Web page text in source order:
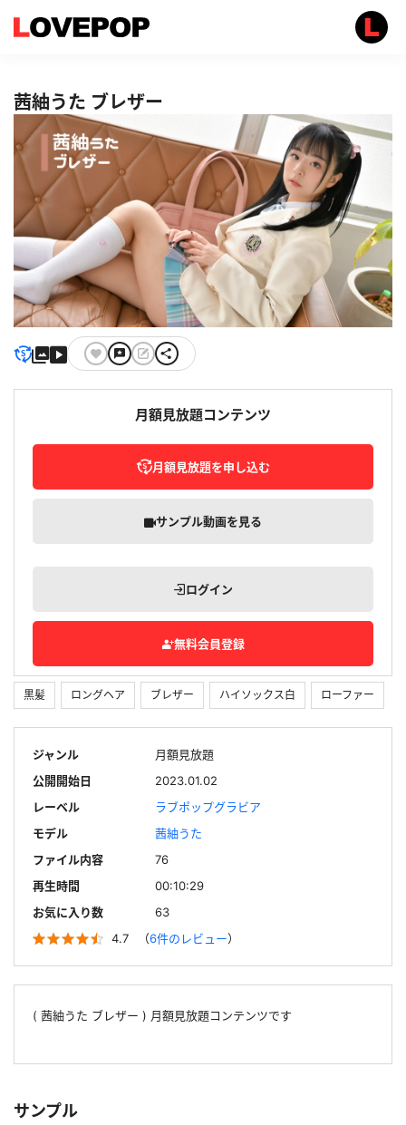
茜紬うた ブレザー
黒髪 ロングヘア ブレザー ハイソックス白 ローファー
ジャンル
月額見放題
公開開始日
2023.01.02
レーベル
ラブポップグラビア
モデル
茜紬うた
ファイル内容
76
再生時間
00:10:29
お気に入り数
63
4.7
（6件のレビュー）
( 茜紬うた ブレザー ) 月額見放題コンテンツです
月額見放題コンテンツ
月額見放題を申し込む
サンプル動画を見る
ログイン
無料会員登録
サンプル